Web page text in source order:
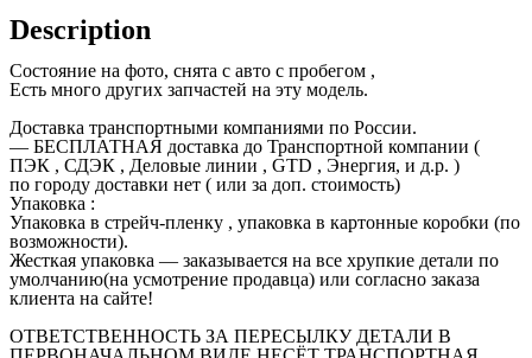
Description
Состояние на фото, снята с авто с пробегом ,
Есть много других запчастей на эту модель.
Доставка транспортными компаниями по России.
— БЕСПЛАТНАЯ доставка до Транспортной компании (
ПЭК , СДЭК , Деловые линии , GTD , Энергия, и д.р. )
по городу доставки нет ( или за доп. стоимость)
Упаковка :
Упаковка в стрейч-пленку , упаковка в картонные коробки (по
возможности).
Жесткая упаковка — заказывается на все хрупкие детали по
умолчанию(на усмотрение продавца) или согласно заказа
клиента на сайте!
ОТВЕТСТВЕННОСТЬ ЗА ПЕРЕСЫЛКУ ДЕТАЛИ В